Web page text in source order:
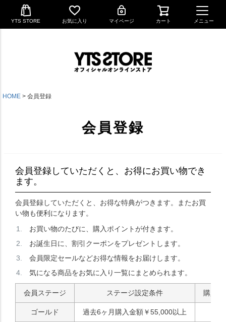
YTS STORE お気に入り マイページ カート メニュー
HOME 会員登録
会員登録
会員登録していただくと、お得にお買い物でき
ます。
会員登録していただくと、お得な特典がつきます。またお買
い物も便利になります。
お買い物のたびに、購入ポイントが付きます。
お誕生日に、割引クーポンをプレゼントします。
会員限定セールなどお得な情報をお届けします。
気になる商品をお気に入り一覧にまとめられます。
会員ステージ ステージ設定条件 購入
ゴールド 過去6ヶ月購入金額￥55,000以上